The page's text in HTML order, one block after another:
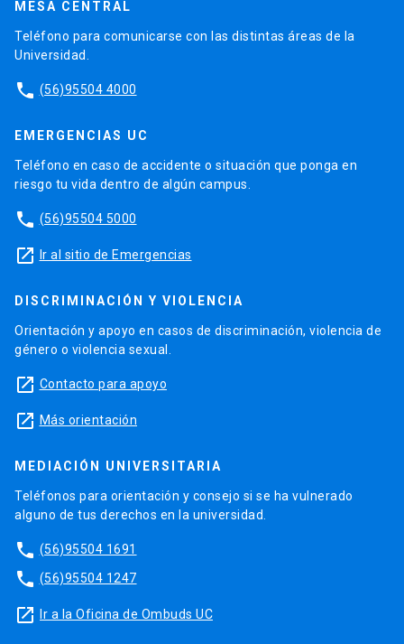
MESA CENTRAL
Teléfono para comunicarse con las distintas áreas de la
Universidad.
phone (56)95504 4000
EMERGENCIAS UC
Teléfono en caso de accidente o situación que ponga en
riesgo tu vida dentro de algún campus.
phone (56)95504 5000
launch Ir al sitio de Emergencias
DISCRIMINACIÓN Y VIOLENCIA
Orientación y apoyo en casos de discriminación, violencia de
género o violencia sexual.
launch Contacto para apoyo
launch Más orientación
MEDIACIÓN UNIVERSITARIA
Teléfonos para orientación y consejo si se ha vulnerado
alguno de tus derechos en la universidad.
phone (56)95504 1691
phone (56)95504 1247
launch Ir a la Oficina de Ombuds UC